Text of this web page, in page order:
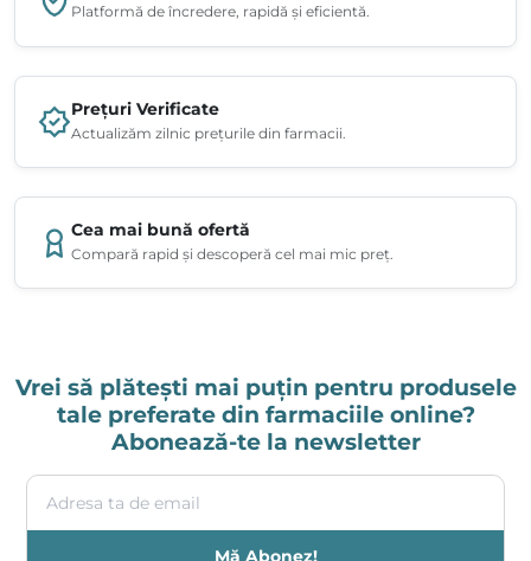
Platformă de încredere, rapidă și eficientă.
Prețuri Verificate
Actualizăm zilnic prețurile din farmacii.
Cea mai bună ofertă
Compară rapid și descoperă cel mai mic preț.
Vrei să plătești mai puțin pentru produsele
tale preferate din farmaciile online?
Abonează-te la newsletter
Adresa ta de email
Mă Abonez!